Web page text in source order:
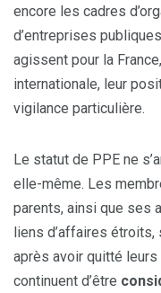
encore les cadres
d’entreprises
agissent pour la
internationale, leur
vigilance particulière.
Le statut de PPE ne
elle-même. Les
parents, ainsi que ses
liens d’affaires étroits,
après avoir quitté leurs
continuent d’être